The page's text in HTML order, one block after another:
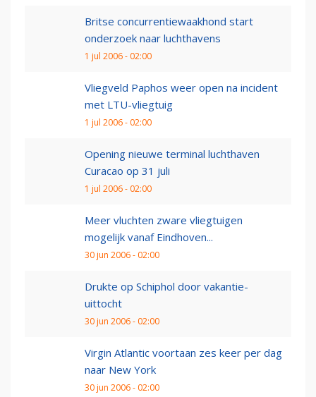
Britse concurrentiewaakhond start
onderzoek naar luchthavens
1 jul 2006 - 02:00
Vliegveld Paphos weer open na incident
met LTU-vliegtuig
1 jul 2006 - 02:00
Opening nieuwe terminal luchthaven
Curacao op 31 juli
1 jul 2006 - 02:00
Meer vluchten zware vliegtuigen
mogelijk vanaf Eindhoven...
30 jun 2006 - 02:00
Drukte op Schiphol door vakantie-
uittocht
30 jun 2006 - 02:00
Virgin Atlantic voortaan zes keer per dag
naar New York
30 jun 2006 - 02:00